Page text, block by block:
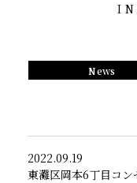
News
2022.09.19
東灘区岡本6丁目コ